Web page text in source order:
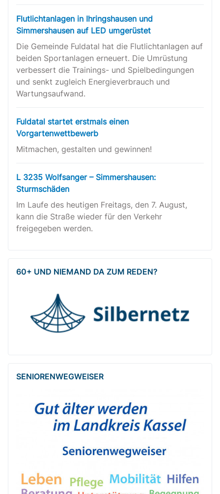
Flutlichtanlagen in Ihringshausen und
Simmershausen auf LED umgerüstet
Die Gemeinde Fuldatal hat die Flutlichtanlagen auf
beiden Sportanlagen erneuert. Die Umrüstung
verbessert die Trainings- und Spielbedingungen
und senkt zugleich Energieverbrauch und
Wartungsaufwand.
Fuldatal startet erstmals einen
Vorgartenwettbewerb
Mitmachen, gestalten und gewinnen!
L 3235 Wolfsanger – Simmershausen:
Sturmschäden
Im Laufe des heutigen Freitags, den 7. August,
kann die Straße wieder für den Verkehr
freigegeben werden.
60+ UND NIEMAND DA ZUM REDEN?
SENIOREN­WEG­WEISER